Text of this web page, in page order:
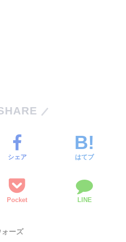
シェア はてブ
Pocket LINE
ォーズ